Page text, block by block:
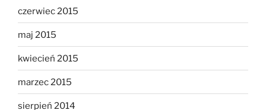
czerwiec 2015
maj 2015
kwiecień 2015
marzec 2015
sierpień 2014